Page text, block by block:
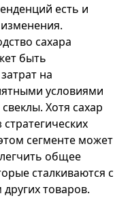
есть и
сахара
быть
на
условиями
Хотя сахар
сегменте может
общее
сталкиваются с
товаров.